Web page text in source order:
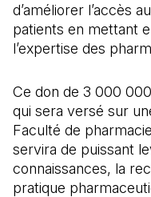
d’améliorer l’accès
patients en mettant
l’expertise des
Ce don de 3 000
qui sera versé sur
Faculté de
servira de puissant
connaissances, la
pratique